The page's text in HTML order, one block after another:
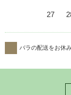
27
バラの配送をお休